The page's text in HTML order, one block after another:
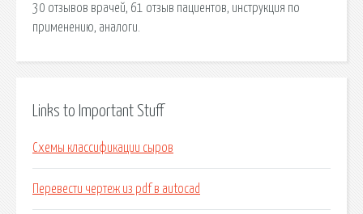
30 отзывов врачей, 61 отзыв пациентов, инструкция по
применению, аналоги.
Links to Important Stuff
Схемы классификации сыров
Перевести чертеж из pdf в autocad